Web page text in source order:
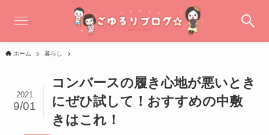
ホーム 暮らし
コンバースの履き心地が悪いとき
にぜひ試して！おすすめの中敷
きはこれ！
2021
9/01